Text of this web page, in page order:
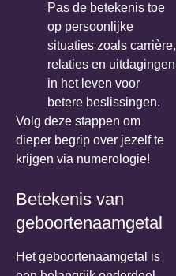
Pas de betekenis toe
op persoonlijke
situaties zoals carrière,
relaties en uitdagingen
in het leven voor
betere beslissingen.
Volg deze stappen om
dieper begrip over jezelf te
krijgen via numerologie!
Betekenis van
geboortenaamgetal
Het geboortenaamgetal is